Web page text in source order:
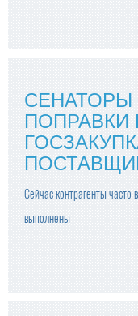
ПОПРАВКИ
Сейчас контрагенты часто
выполнены